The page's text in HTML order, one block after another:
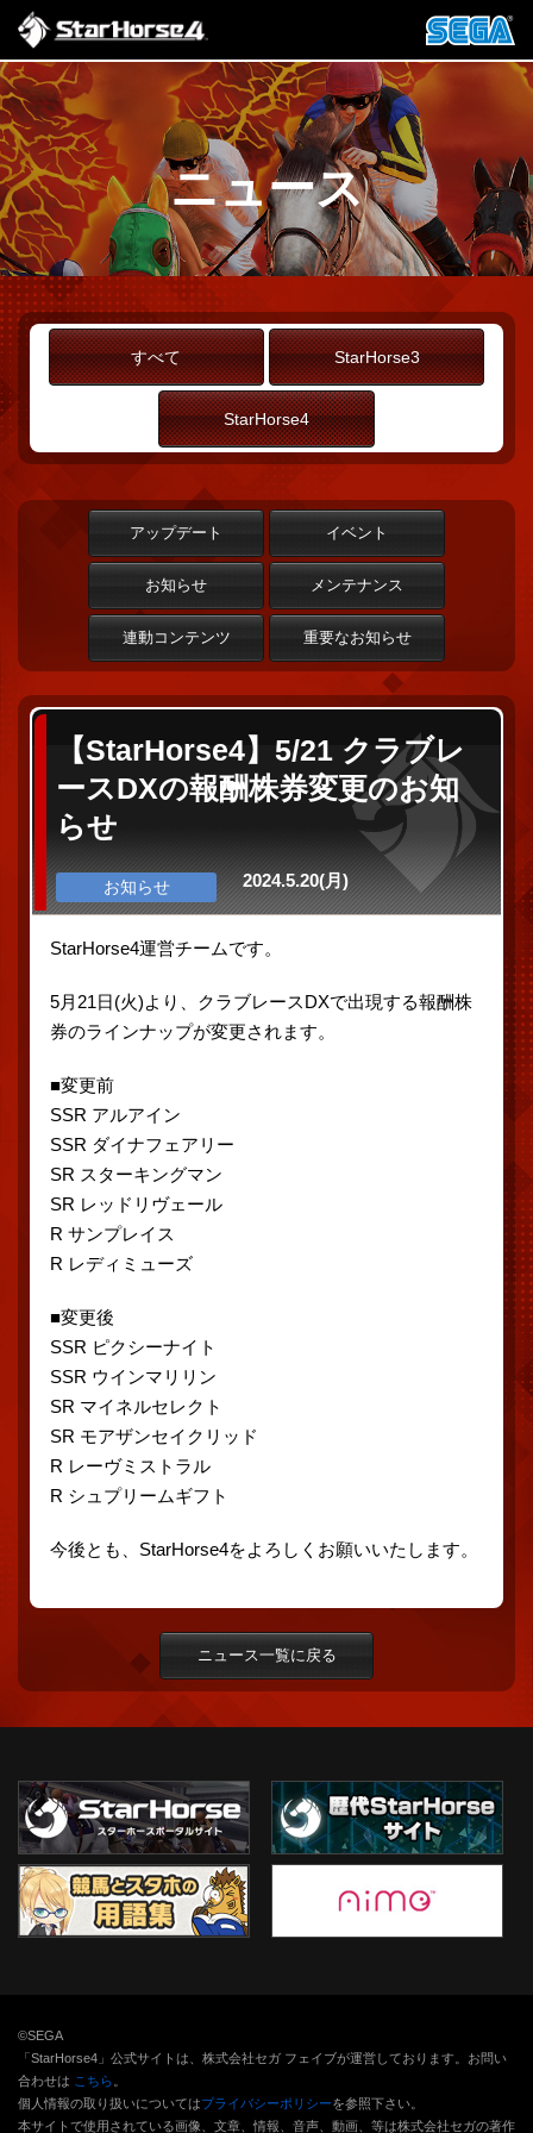
ニュース
すべて StarHorse3
StarHorse4
アップデート イベント
お知らせ メンテナンス
連動コンテンツ 重要なお知らせ
【StarHorse4】5/21 クラブレ
ースDXの報酬株券変更のお知
らせ
お知らせ 2024.5.20(月)
StarHorse4運営チームです。
5月21日(火)より、クラブレースDXで出現する報酬株
券のラインナップが変更されます。
■変更前
SSR アルアイン
SSR ダイナフェアリー
SR スターキングマン
SR レッドリヴェール
R サンプレイス
R レディミューズ
■変更後
SSR ピクシーナイト
SSR ウインマリリン
SR マイネルセレクト
SR モアザンセイクリッド
R レーヴミストラル
R シュプリームギフト
今後とも、StarHorse4をよろしくお願いいたします。
ニュース一覧に戻る
©SEGA
「StarHorse4」公式サイトは、株式会社セガ フェイブが運営しております。お問い
合わせは こちら
個人情報の取り扱いについてはプライバシーポリシーを参照下さい。
本サイトで使用されている画像、文章、情報、音声、動画、等は株式会社セガの著作